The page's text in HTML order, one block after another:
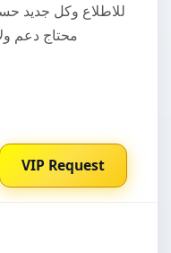
للاطلاع وكل جديد
محتاج دعم
VIP Request